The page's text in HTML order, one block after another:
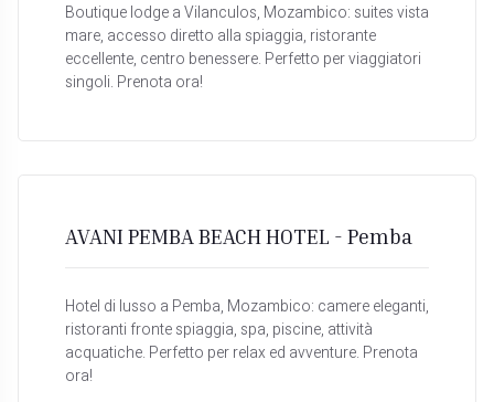
Boutique lodge a Vilanculos, Mozambico: suites vista
mare, accesso diretto alla spiaggia, ristorante
eccellente, centro benessere. Perfetto per viaggiatori
singoli. Prenota ora!
AVANI PEMBA BEACH HOTEL - Pemba
Hotel di lusso a Pemba, Mozambico: camere eleganti,
ristoranti fronte spiaggia, spa, piscine, attività
acquatiche. Perfetto per relax ed avventure. Prenota
ora!